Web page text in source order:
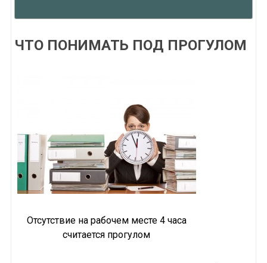
ЧТО ПОНИМАТЬ ПОД ПРОГУЛОМ
Отсутствие на рабочем месте 4 часа
считается прогулом